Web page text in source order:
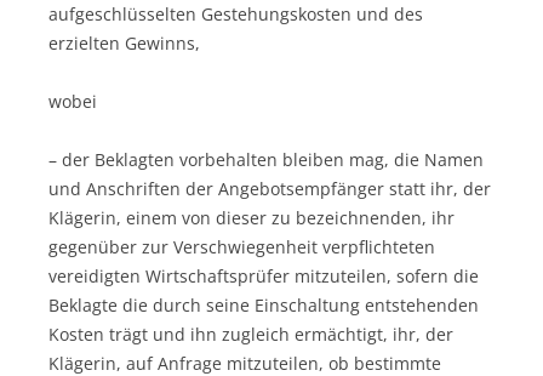
aufgeschlüsselten Gestehungskosten und des
erzielten Gewinns,
wobei
– der Beklagten vorbehalten bleiben mag, die Namen
und Anschriften der Angebotsempfänger statt ihr, der
Klägerin, einem von dieser zu bezeichnenden, ihr
gegenüber zur Verschwiegenheit verpflichteten
vereidigten Wirtschaftsprüfer mitzuteilen, sofern die
Beklagte die durch seine Einschaltung entstehenden
Kosten trägt und ihn zugleich ermächtigt, ihr, der
Klägerin, auf Anfrage mitzuteilen, ob bestimmte